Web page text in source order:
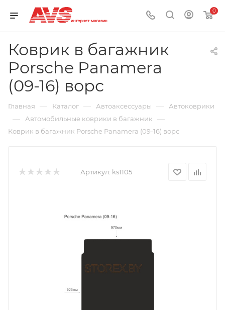
0
Коврик в багажник
Porsche Panamera
(09-16) ворс
Главная — Каталог — Автоаксессуары — Автоковрики
— Автомобильные коврики в багажник —
Коврик в багажник Porsche Panamera (09-16) ворс
Артикул: ks1105